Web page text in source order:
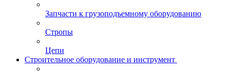
Запчасти к грузоподъемному оборудованию
Стропы
Цепи
Строительное оборудование и инструмент